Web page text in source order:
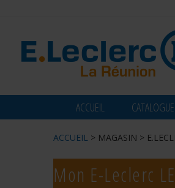
ACCUEIL
ACCUEIL > MAGASIN >
Mon E-Leclerc